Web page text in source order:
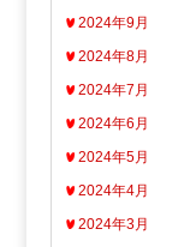
2024年9月
2024年8月
2024年7月
2024年6月
2024年5月
2024年4月
2024年3月